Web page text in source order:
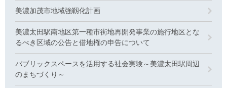
美濃加茂市地域強靱化計画
美濃太田駅南地区第一種市街地再開発事業の施行地区とな
るべき区域の公告と借地権の申告について
パブリックスペースを活用する社会実験～美濃太田駅周辺
のまちづくり～